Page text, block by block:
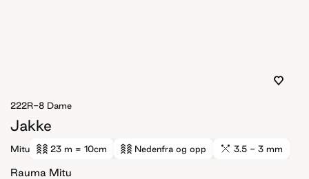
222R-8 Dame
Jakke
Mitu 23 m = 10cm Nedenfra og opp 3.5 - 3 mm
Rauma Mitu